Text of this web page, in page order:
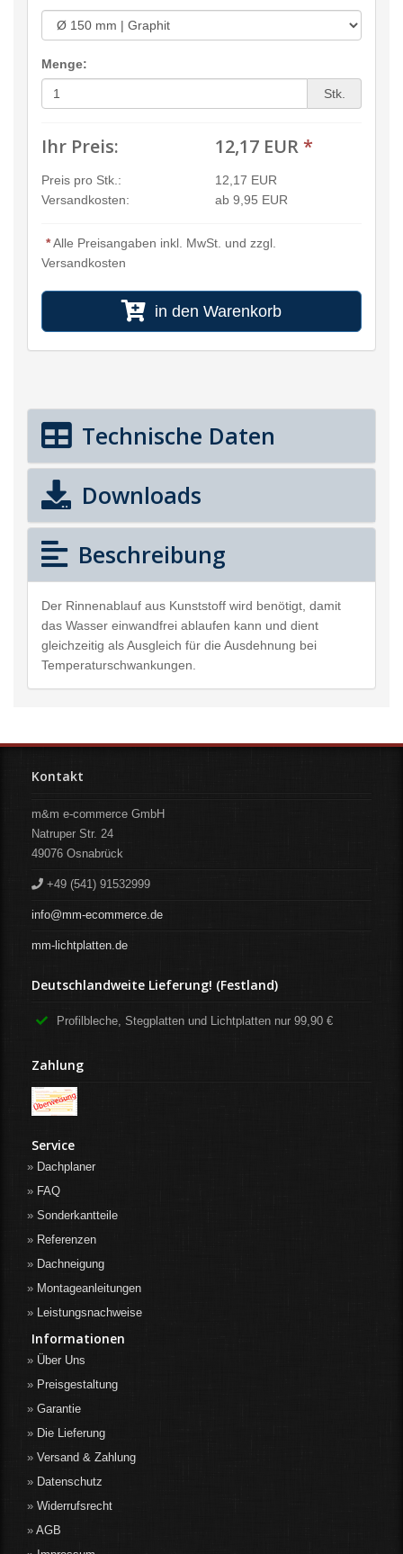
Menge:
Stk.
Ihr Preis: 12,17 EUR*
Preis pro Stk.:
12,17 EUR
Versandkosten:
ab 9,95 EUR
*Alle Preisangaben inkl. MwSt. und zzgl.
Versandkosten
in den Warenkorb
Technische Daten
Downloads
Beschreibung
Der Rinnenablauf aus Kunststoff wird benötigt, damit
das Wasser einwandfrei ablaufen kann und dient
gleichzeitig als Ausgleich für die Ausdehnung bei
Temperaturschwankungen.
Kontakt
m&m e-commerce GmbH
Natruper Str. 24
49076 Osnabrück
+49 (541) 91532999
info@mm-ecommerce.de
mm-lichtplatten.de
Deutschlandweite Lieferung! (Festland)
Profilbleche, Stegplatten und Lichtplatten nur 99,90 €
Zahlung
Service
Dachplaner
FAQ
Sonderkantteile
Referenzen
Dachneigung
Montageanleitungen
Leistungsnachweise
Informationen
Über Uns
Preisgestaltung
Garantie
Die Lieferung
Versand & Zahlung
Datenschutz
Widerrufsrecht
AGB